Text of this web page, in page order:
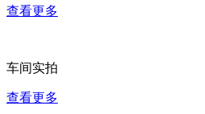
查看更多
车间实拍
查看更多